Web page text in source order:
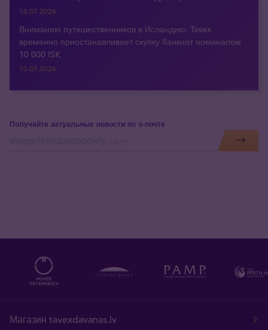
16.07.2026
Вниманию путешественников в Исландию: Tavex
временно приостанавливает скупку банкнот номиналом
10 000 ISK
10.07.2026
Получайте актуальные новости по э-почте
Магазин tavexdavanas.lv